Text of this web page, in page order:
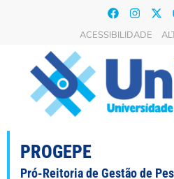
ACESSIBILIDADE
PROGEPE
Pró-Reitoria de Gestão de